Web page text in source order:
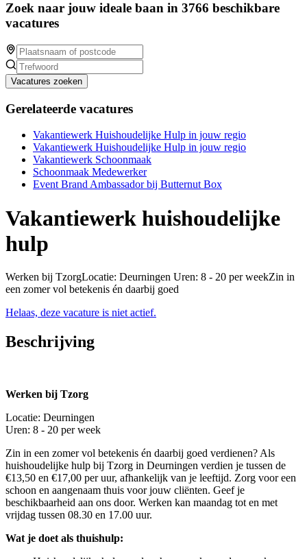
Zoek naar jouw ideale baan in 3766 beschikbare
vacatures
Vacatures zoeken
Gerelateerde vacatures
Vakantiewerk Huishoudelijke Hulp in jouw regio
Vakantiewerk Huishoudelijke Hulp in jouw regio
Vakantiewerk Schoonmaak
Schoonmaak Medewerker
Event Brand Ambassador bij Butternut Box
Vakantiewerk huishoudelijke
hulp
Werken bij TzorgLocatie: Deurningen Uren: 8 - 20 per weekZin in
een zomer vol betekenis én daarbij goed
Helaas, deze vacature is niet actief.
Beschrijving
Werken bij Tzorg
Locatie: Deurningen
Uren: 8 - 20 per week
Zin in een zomer vol betekenis én daarbij goed verdienen? Als
huishoudelijke hulp bij Tzorg in Deurningen verdien je tussen de
€13,50 en €17,00 per uur, afhankelijk van je leeftijd. Zorg voor een
schoon en aangenaam thuis voor jouw cliënten. Geef je
beschikbaarheid aan ons door. Werken kan maandag tot en met
vrijdag tussen 08.30 en 17.00 uur.
Wat je doet als thuishulp: